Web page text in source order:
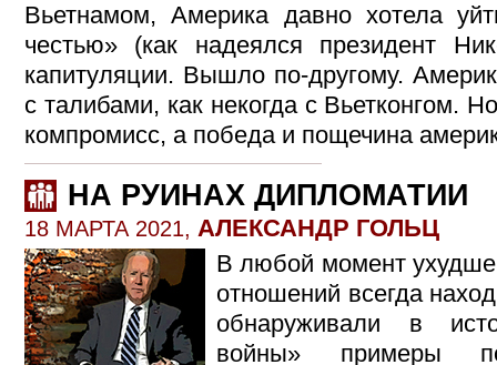
Вьетнамом, Америка давно хотела
честью» (как надеялся президент
капитуляции. Вышло по-другому.
с талибами, как некогда с Вьетконгом.
компромисс, а победа и пощечина
НА РУИНАХ ДИПЛОМАТИИ
18 МАРТА 2021, АЛЕКСАНДР ГОЛЬЦ
В любой момент
отношений всегда
обнаруживали в
войны» примеры